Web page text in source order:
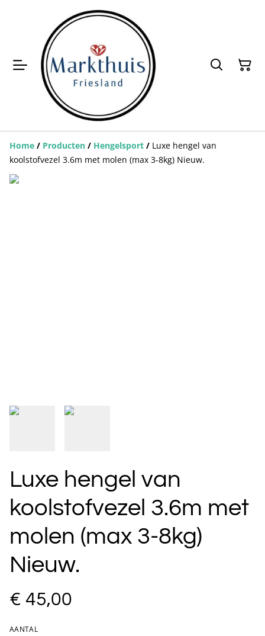
Home / Producten / Hengelsport / Luxe hengel van
koolstofvezel 3.6m met molen (max 3-8kg) Nieuw.
Luxe hengel van
koolstofvezel 3.6m met
molen (max 3-8kg)
Nieuw.
€ 45,00
AANTAL